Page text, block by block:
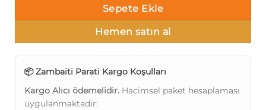
Sepete Ekle
Hemen satın al
📦 Zambaiti Parati Kargo Koşulları
Kargo Alıcı ödemelidir. Hacimsel paket hesaplaması
uygulanmaktadır: